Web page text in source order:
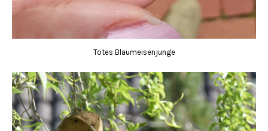
Totes Blaumeisenjunge